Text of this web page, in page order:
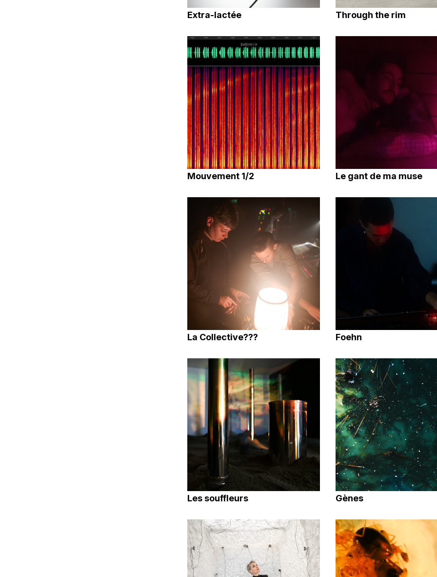
Extra-lactée Through the rim
Mouvement 1/2 Le gant de ma muse
La Collective??? Foehn
Les souffleurs Gènes